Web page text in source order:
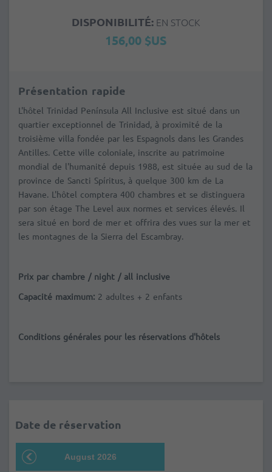
DISPONIBILITÉ: EN STOCK
156,00 $US
Présentation rapide
L'hôtel Trinidad Península All Inclusive est situé dans un
quartier exceptionnel de Trinidad, à proximité de la
troisième villa fondée par les Espagnols dans les Grandes
Antilles. Cette ville coloniale, inscrite au patrimoine
mondial de l'humanité depuis 1988, est située au sud de la
province de Sancti Spíritus, à quelque 300 km de La
Havane. L'hôtel comptera 400 chambres et se distinguera
par son étage The Level aux normes et services élevés. Il
sera situé en bord de mer et offrira des vues sur la mer et
les montagnes de la Sierra del Escambray.
Prix par chambre / night / all inclusive
Capacité maximum: 2 adultes + 2 enfants
Conditions générales pour les réservations d'hôtels
Date de réservation
August 2026